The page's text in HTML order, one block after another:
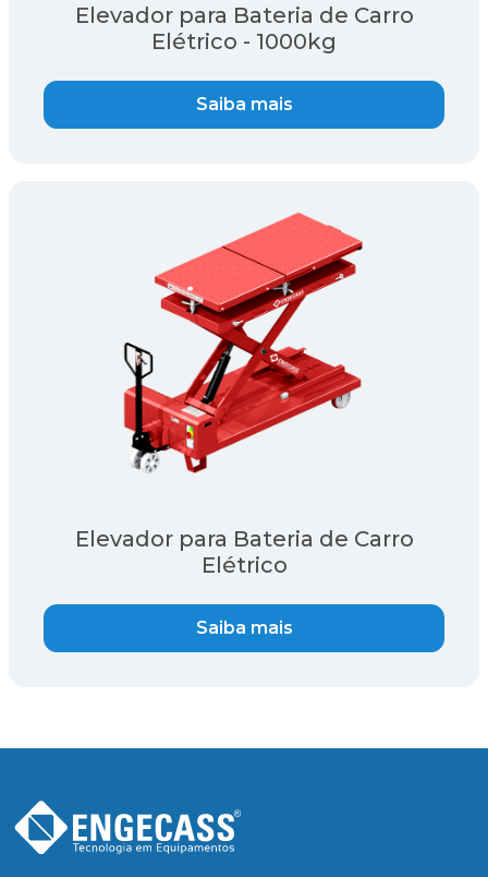
Elevador para Bateria de Carro
Elétrico - 1000kg
Saiba mais
Elevador para Bateria de Carro
Elétrico
Saiba mais